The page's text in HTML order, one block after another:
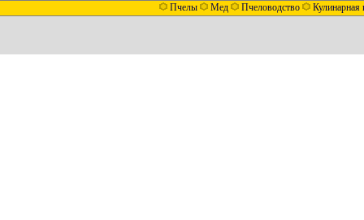
Пчелы Мед Пчеловодство Кулинарная